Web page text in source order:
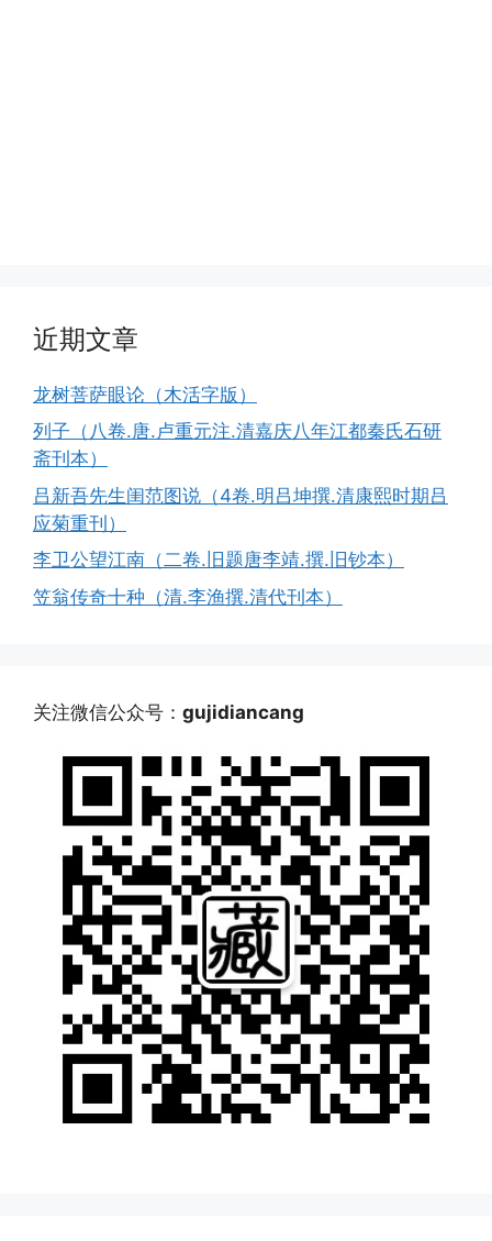
近期文章
龙树菩萨眼论（木活字版）
列子（八卷.唐.卢重元注.清嘉庆八年江都秦氏石研
斋刊本）
吕新吾先生闺范图说（4卷.明吕坤撰.清康熙时期吕
应菊重刊）
李卫公望江南（二卷.旧题唐李靖.撰.旧钞本）
笠翁传奇十种（清.李渔撰.清代刊本）
关注微信公众号： gujidiancang